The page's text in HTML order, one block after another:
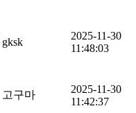
gksk
2025-11-30
11:48:03
고구마
2025-11-30
11:42:37